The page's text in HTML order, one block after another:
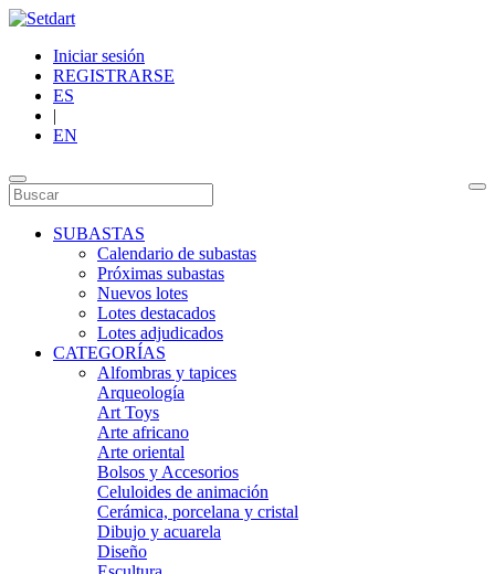
Iniciar sesión
REGISTRARSE
ES
|
EN
SUBASTAS
Calendario de subastas
Próximas subastas
Nuevos lotes
Lotes destacados
Lotes adjudicados
CATEGORÍAS
Alfombras y tapices
Arqueología
Art Toys
Arte africano
Arte oriental
Bolsos y Accesorios
Celuloides de animación
Cerámica, porcelana y cristal
Dibujo y acuarela
Diseño